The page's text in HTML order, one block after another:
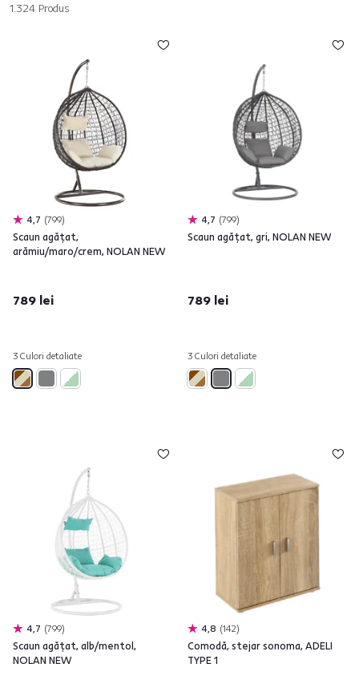
1.324 Produs
4,7 799
Scaun agăţat,
arămiu/maro/crem, NOLAN NEW
789 lei
3 Culori detaliate
4,7 799
Scaun agăţat, gri, NOLAN NEW
789 lei
3 Culori detaliate
4,7 799
Scaun agăţat, alb/mentol,
NOLAN NEW
4,8 142
Comodă, stejar sonoma, ADELI
TYPE 1